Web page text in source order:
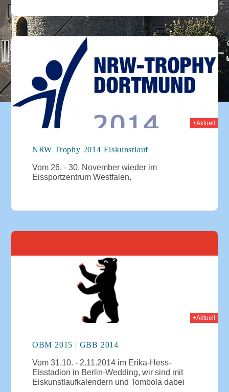
+Aktuell
NRW Trophy 2014 Eiskunstlauf
Vom 26. - 30. November wieder im
Eissportzentrum Westfalen.
+Aktuell
OBM 2015 | GBB 2014
Vom 31.10. - 2.11.2014 im Erika-Hess-
Eisstadion in Berlin-Wedding, wir sind mit
Eiskunstlaufkalendern und Tombola dabei